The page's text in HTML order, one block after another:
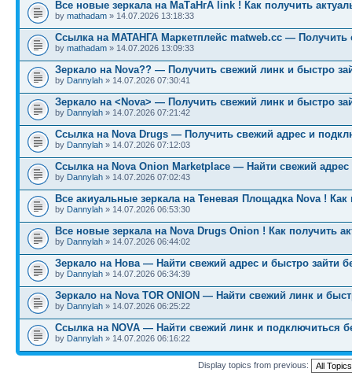
Все новые зеркала на МаТаНгА link ! Как получить
by mathadam » 14.07.2026 13:18:33
Ссылка на МАТАНГА Маркетплейс matweb.cc — Получить
by mathadam » 14.07.2026 13:09:33
Зеркало на Nova?? — Получить свежий линк и быстро
by Dannylah » 14.07.2026 07:30:41
Зеркало на <Nova> — Получить свежий линк и быстро
by Dannylah » 14.07.2026 07:21:42
Ссылка на Nova Drugs — Получить свежий адрес и
by Dannylah » 14.07.2026 07:12:03
Ссылка на Nova Onion Marketplace — Найти свежий
by Dannylah » 14.07.2026 07:02:43
Все акиуальные зеркала на Теневая Площадка Nova ! Как
by Dannylah » 14.07.2026 06:53:30
Все новые зеркала на Nova Drugs Onion ! Как получить
by Dannylah » 14.07.2026 06:44:02
Зеркало на Нова — Найти свежий адрес и быстро зайти
by Dannylah » 14.07.2026 06:34:39
Зеркало на Nova TOR ONION — Найти свежий линк и
by Dannylah » 14.07.2026 06:25:22
Ссылка на NOVA — Найти свежий линк и подключиться
by Dannylah » 14.07.2026 06:16:22
Display topics from previous: